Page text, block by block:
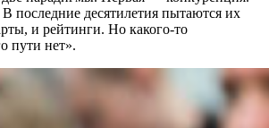
последние десятилетия пытаются их
и рейтинги. Но какого-то
пути нет».